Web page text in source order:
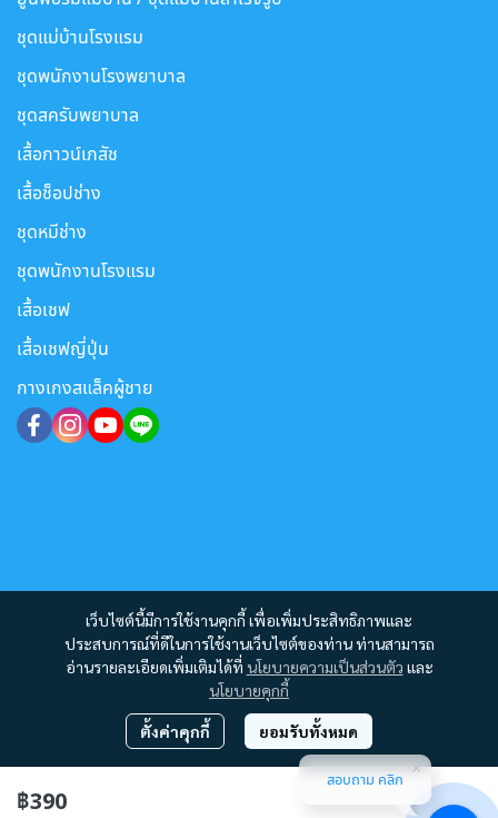
฿390
เว็บไซต์นี้มีการใช้งานคุกกี้ เพื่อเพิ่มประสิทธิภาพและ
ประสบการณ์ที่ดีในการใช้งานเว็บไซต์ของท่าน ท่านสามารถ
อ่านรายละเอียดเพิ่มเติมได้ที่ นโยบายความเป็นส่วนตัว และ
นโยบายคุกกี้
ตั้งค่าคุกกี้ ยอมรับทั้งหมด
ชุดแม่บ้านโรงแรม
ชุดพนักงานโรงพยาบาล
ชุดสครับพยาบาล
เสื้อกาวน์เภสัช
เสื้อช็อปช่าง
ชุดหมีช่าง
ชุดพนักงานโรงแรม
เสื้อเชฟ
เสื้อเชฟญี่ปุ่น
กางเกงสแล็คผู้ชาย
Copyright 2012 - 2023 | All Rights Reserved | Powered by MWE
สอบถาม คลิก